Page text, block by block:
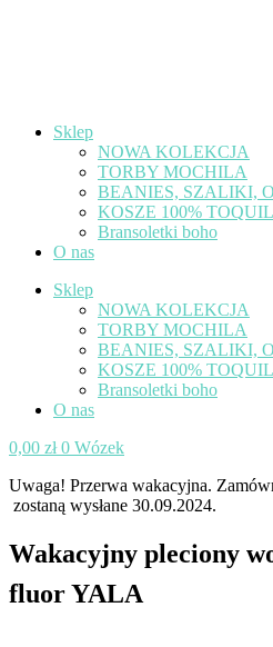
Sklep
NOWA KOLEKCJA
TORBY MOCHILA
BEANIES, SZALIKI,
KOSZE 100%
Bransoletki boho
O nas
Sklep
NOWA KOLEKCJA
TORBY MOCHILA
BEANIES, SZALIKI,
KOSZE 100%
Bransoletki boho
O nas
0,00 zł 0 Wózek
Uwaga! Przerwa wakacyjna.
zostaną wysłane 30.09.2024.
Wakacyjny pleciony
fluor YALA